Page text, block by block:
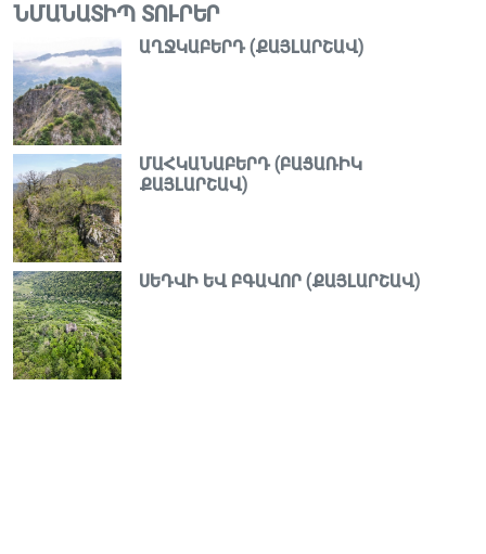
ՆՄԱՆԱՏԻՊ ՏՈՒՐԵՐ
ԱՂՋԿԱԲԵՐԴ (ՔԱՅԼԱՐՇԱՎ)
ՄԱՀԿԱՆԱԲԵՐԴ (ԲԱՑԱՌԻԿ
ՔԱՅԼԱՐՇԱՎ)
ՍԵԴՎԻ ԵՎ ԲԳԱՎՈՐ (ՔԱՅԼԱՐՇԱՎ)